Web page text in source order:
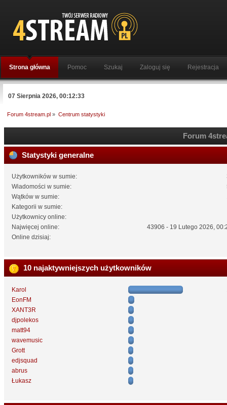
Strona główna Pomoc Szukaj Zaloguj się Rejestracja
07 Sierpnia 2026, 00:12:33
Forum 4stream.pl » Centrum statystyki
Forum
Statystyki generalne
Użytkowników w sumie:
Wiadomości w sumie:
Wątków w sumie:
Kategorii w sumie:
Użytkownicy online:
Najwięcej online:
43906 - 19 Lutego 2026,
Online dzisiaj:
10 najaktywniejszych użytkowników
Karol
EonFM
XANT3R
djpolekos
matt94
wavemusic
Grott
edjsquad
abrus
Łukasz